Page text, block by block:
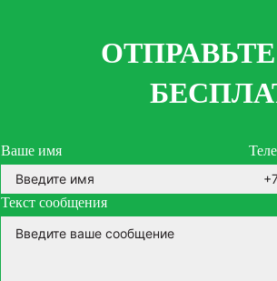
Ваше имя
Текст сообщения